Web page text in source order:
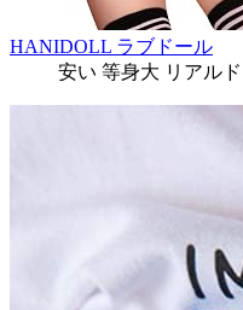
HANIDOLL ラブドール
安い 等身大 リアル